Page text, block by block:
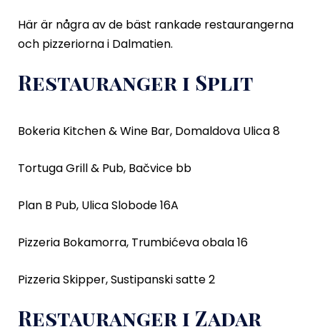
Här är några av de bäst rankade restaurangerna
och pizzeriorna i Dalmatien.
Restauranger i Split
Bokeria Kitchen & Wine Bar, Domaldova Ulica 8
Tortuga Grill & Pub, Bačvice bb
Plan B Pub, Ulica Slobode 16A
Pizzeria Bokamorra, Trumbićeva obala 16
Pizzeria Skipper, Sustipanski satte 2
Restauranger i Zadar